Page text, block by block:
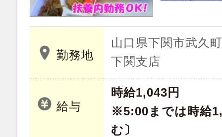
勤務地
山口県下関市武久
下関支店
給与
時給1,043円
※5:00までは時給
む〕